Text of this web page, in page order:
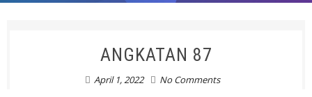
ANGKATAN 87
April 1, 2022 No Comments